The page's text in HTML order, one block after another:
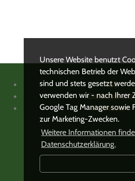
Unsere Website benutzt
technischen Betrieb der
sind und stets gesetzt
verwenden wir - nach Ihrer
Google Tag Manager sowie
zur Marketing-Zwecken.
Weitere Informationen
Datenschutzerklärung.
AGB
Datenschutz
Impressum